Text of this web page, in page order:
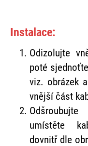
Instalace:
Odizolujte
poté
viz. obrázek
vnější část
umístěte
dovnitř dle